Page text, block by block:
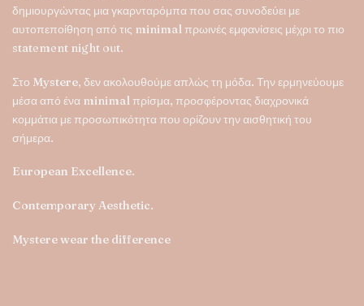
δημιουργώντας μια γκαρνταρόμπα που σας συνοδεύει με
αυτοπεποίθηση από τις minimal πρωινές εμφανίσεις μέχρι το πιο
statement night out.
Στο Mystere, δεν ακολουθούμε απλώς τη μόδα. Την ερμηνεύουμε
μέσα από ένα minimal πρίσμα, προσφέροντας διαχρονικά
κομμάτια με προσωπικότητα που ορίζουν την αισθητική του
σήμερα.
European Excellence.
Contemporary Aesthetic.
Mystere wear the difference